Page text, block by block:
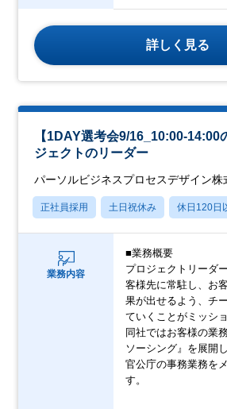
詳しく見る
【1DAY選考会9/16_10:00-14:00
ジェクトのリーダー
パーソルビジネスプロセスデザイン株
正社員採用 土日祝休み 休日120日
業務内容
■業務概要
プロジェクトリーダ
客様先に常駐し、お
果が出せるよう、チ
ていくことがミッシ
同社ではお客様の業
ソーシング』を展開
官公庁の事務業務を
す。